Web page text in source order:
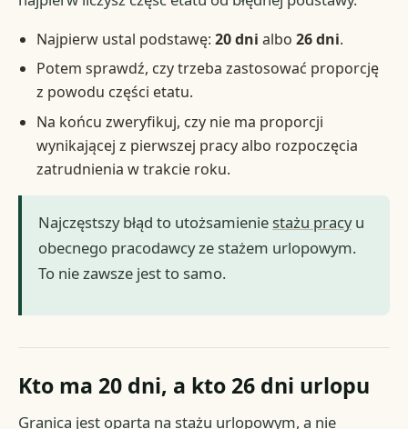
Najpierw ustal podstawę: 20 dni albo 26 dni.
Potem sprawdź, czy trzeba zastosować proporcję
z powodu części etatu.
Na końcu zweryfikuj, czy nie ma proporcji
wynikającej z pierwszej pracy albo rozpoczęcia
zatrudnienia w trakcie roku.
Najczęstszy błąd to utożsamienie stażu pracyu
obecnego pracodawcy ze stażem urlopowym.
To nie zawsze jest to samo.
Kto ma 20 dni, a kto 26 dni urlopu
Granica jest oparta na stażu urlopowym, a nie